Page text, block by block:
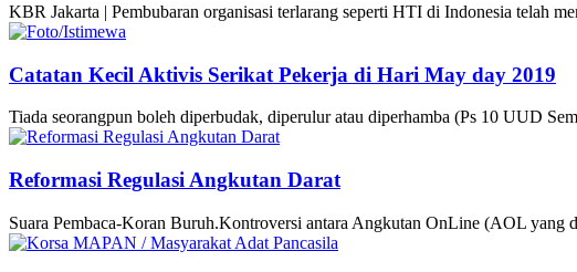
KBR Jakarta | Pembubaran organisasi terlarang seperti HTI di Indonesia telah
Catatan Kecil Aktivis Serikat Pekerja di Hari May day 2019
Tiada seorangpun boleh diperbudak, diperulur atau diperhamba (Ps 10 UUD
Reformasi Regulasi Angkutan Darat
Suara Pembaca-Koran Buruh.Kontroversi antara Angkutan OnLine (AOL